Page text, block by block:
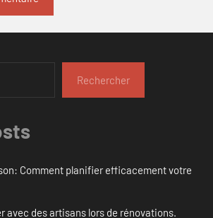
Rechercher
Comment planifier efficacement votre
avec des artisans lors de rénovations.